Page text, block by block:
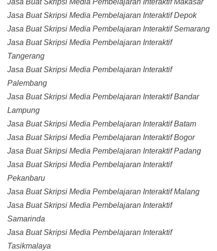
Jasa Buat Skripsi Media Pembelajaran Interaktif Makasar
Jasa Buat Skripsi Media Pembelajaran Interaktif Depok
Jasa Buat Skripsi Media Pembelajaran Interaktif Semarang
Jasa Buat Skripsi Media Pembelajaran Interaktif
Tangerang
Jasa Buat Skripsi Media Pembelajaran Interaktif
Palembang
Jasa Buat Skripsi Media Pembelajaran Interaktif Bandar
Lampung
Jasa Buat Skripsi Media Pembelajaran Interaktif Batam
Jasa Buat Skripsi Media Pembelajaran Interaktif Bogor
Jasa Buat Skripsi Media Pembelajaran Interaktif Padang
Jasa Buat Skripsi Media Pembelajaran Interaktif
Pekanbaru
Jasa Buat Skripsi Media Pembelajaran Interaktif Malang
Jasa Buat Skripsi Media Pembelajaran Interaktif
Samarinda
Jasa Buat Skripsi Media Pembelajaran Interaktif
Tasikmalaya